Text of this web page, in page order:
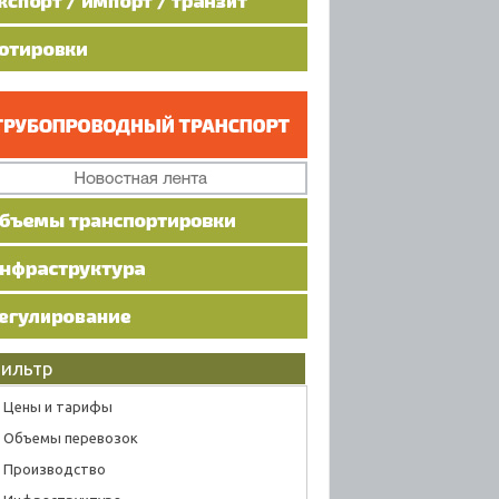
Цены и тарифы
Объемы перевозок
Производство